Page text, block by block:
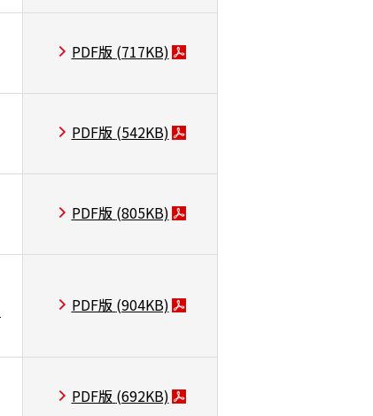
PDF版 (717KB)
PDF版 (542KB)
PDF版 (805KB)
PDF版 (904KB)
PDF版 (692KB)